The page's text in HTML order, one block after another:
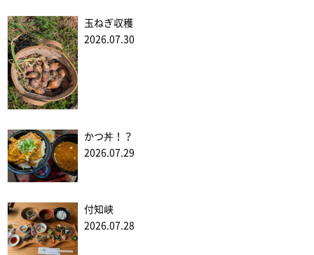
玉ねぎ収穫
2026.07.30
かつ丼！？
2026.07.29
付知峡
2026.07.28